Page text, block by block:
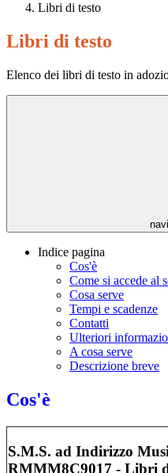
Libri di testo
Libri di testo
Elenco dei libri di testo in
Indice pagina
Cos'è
Come si accede al
Cosa serve
Tempi e scadenze
Contatti
Ulteriori
A cosa serve
Descrizione breve
Cos'è
S.M.S. ad Indirizzo
RMMM8C9017 - Libri